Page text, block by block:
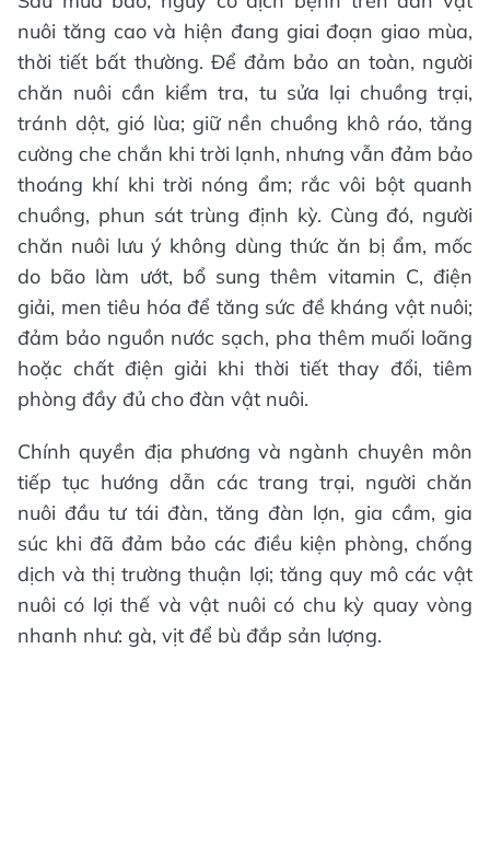
nuôi tăng cao và hiện đang giai đoạn giao mùa,
thời tiết bất thường. Để đảm bảo an toàn, người
chăn nuôi cần kiểm tra, tu sửa lại chuồng trại,
tránh dột, gió lùa; giữ nền chuồng khô ráo, tăng
cường che chắn khi trời lạnh, nhưng vẫn đảm bảo
thoáng khí khi trời nóng ẩm; rắc vôi bột quanh
chuồng, phun sát trùng định kỳ. Cùng đó, người
chăn nuôi lưu ý không dùng thức ăn bị ẩm, mốc
do bão làm ướt, bổ sung thêm vitamin C, điện
giải, men tiêu hóa để tăng sức đề kháng vật nuôi;
đảm bảo nguồn nước sạch, pha thêm muối loãng
hoặc chất điện giải khi thời tiết thay đổi, tiêm
phòng đầy đủ cho đàn vật nuôi.
Chính quyền địa phương và ngành chuyên môn
tiếp tục hướng dẫn các trang trại, người chăn
nuôi đầu tư tái đàn, tăng đàn lợn, gia cầm, gia
súc khi đã đảm bảo các điều kiện phòng, chống
dịch và thị trường thuận lợi; tăng quy mô các vật
nuôi có lợi thế và vật nuôi có chu kỳ quay vòng
nhanh như: gà, vịt để bù đắp sản lượng.